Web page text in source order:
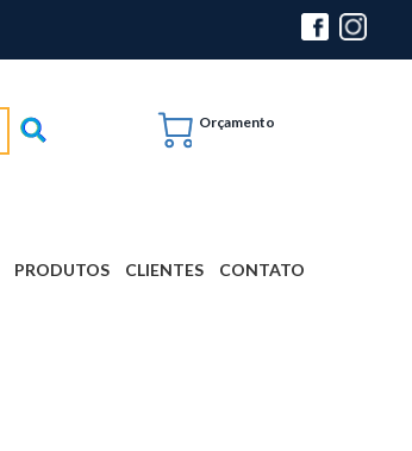
Orçamento
PRODUTOS CLIENTES CONTATO